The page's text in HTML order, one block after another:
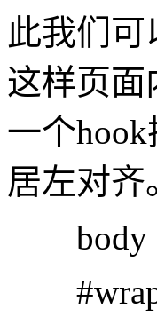
此我们可
这样页
一个
居左对
body
#wrap